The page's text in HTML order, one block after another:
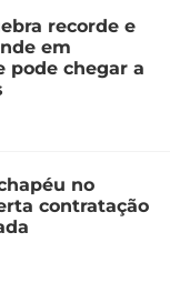
recorde e
em
pode chegar a
no
contratação